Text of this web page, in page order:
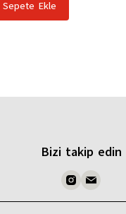
Sepete Ekle
Bizi takip edin